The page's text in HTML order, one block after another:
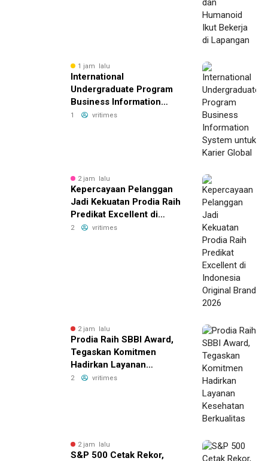
1 jam lalu
International
Undergraduate Program
Business Information
System untuk Karier
1 vritimes
2 jam lalu
Kepercayaan Pelanggan
Jadi Kekuatan Prodia Raih
Predikat Excellent di
Indonesia Original Brand
2 vritimes
2 jam lalu
Prodia Raih SBBI Award,
Tegaskan Komitmen
Hadirkan Layanan
Kesehatan Berkualitas
2 vritimes
2 jam lalu
S&P 500 Cetak Rekor,